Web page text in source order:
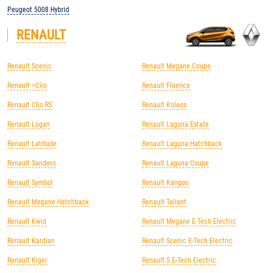
Peugeot 5008 Hybrid
RENAULT
Renault Scenic
Renault >Clio
Renault Clio RS
Renault Logan
Renault Latitude
Renault Sandero
Renault Symbol
Renault Megane Hatchback
Renault Kwid
Renault Kardian
Renault Kiger
Renault Megane Coupe
Renault Fluence
Renault Koleos
Renault Laguna Estate
Renault Laguna Hatchback
Renault Laguna Coupe
Renault Kangoo
Renault Taliant
Renault Megane E-Tech Electric
Renault Scenic E-Tech Electric
Renault 5 E-Tech Electric